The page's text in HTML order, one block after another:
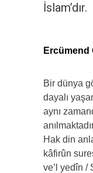
İslam’dır.
Ercümend
Bir dünya
dayalı
aynı
Hak din
kâfirûn
ve’l yedîn /